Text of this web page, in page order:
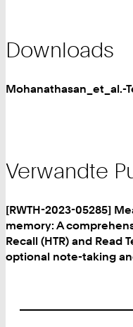
Downloads
Mohanathasan_et_al.-
Verwandte
[RWTH-2023-05285]
memory: A
Recall (HTR) and Read
optional note-taking